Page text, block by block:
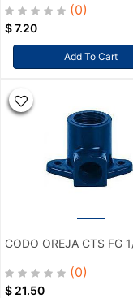
(0)
$7.20
Add To Cart
CODO OREJA CTS FG
(0)
$ 21.50